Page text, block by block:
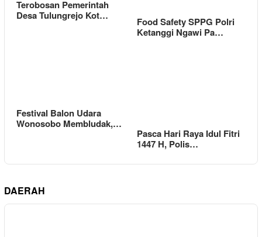
Terobosan Pemerintah
Desa Tulungrejo Kot…
Food Safety SPPG Polri
Ketanggi Ngawi Pa…
Festival Balon Udara
Wonosobo Membludak,…
Pasca Hari Raya Idul Fitri
1447 H, Polis…
DAERAH